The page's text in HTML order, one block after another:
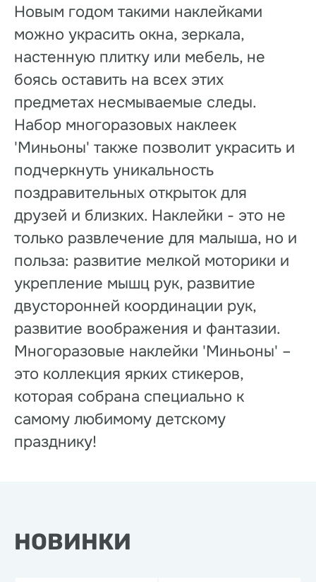
Новым годом такими наклейками
можно украсить окна, зеркала,
настенную плитку или мебель, не
боясь оставить на всех этих
предметах несмываемые следы.
Набор многоразовых наклеек
'Миньоны' также позволит украсить и
подчеркнуть уникальность
поздравительных открыток для
друзей и близких. Наклейки - это не
только развлечение для малыша, но и
польза: развитие мелкой моторики и
укрепление мышц рук, развитие
двусторонней координации рук,
развитие воображения и фантазии.
Многоразовые наклейки 'Миньоны' –
это коллекция ярких стикеров,
которая собрана специально к
самому любимому детскому
празднику!
НОВИНКИ